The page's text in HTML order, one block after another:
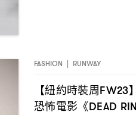
FASHION | RUNWAY
【紐約時裝周FW23】
恐怖電影《DEAD